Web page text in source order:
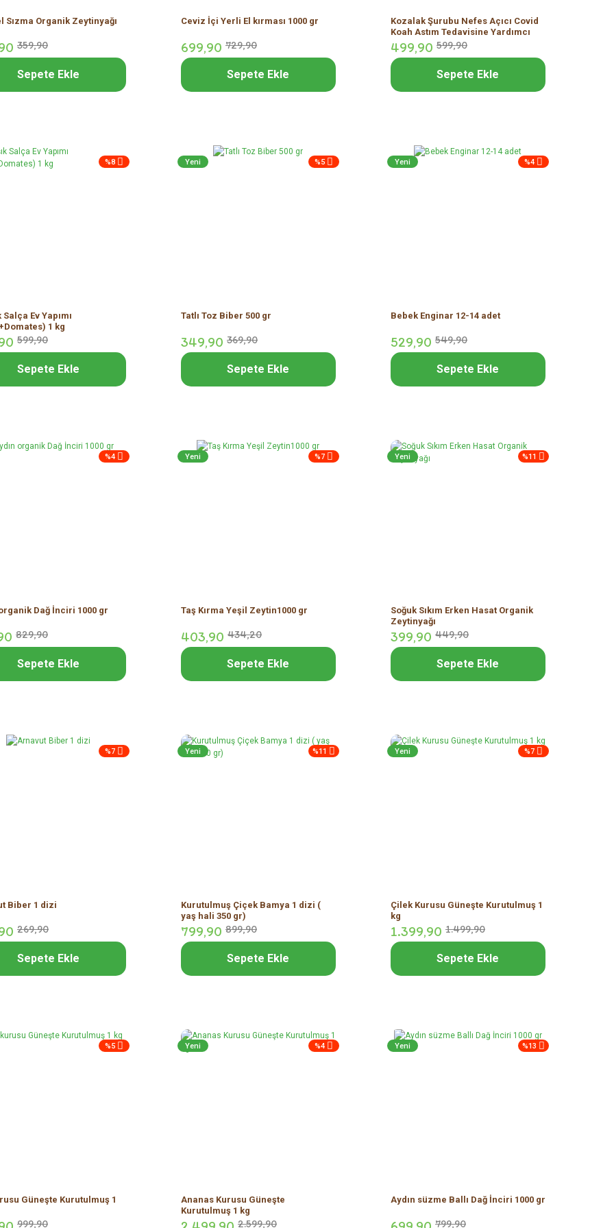
Sızma Organik Zeytinyağı
359,90
Sepete Ekle
Ceviz İçi Yerli El kırması 1000 gr
699,90 729,90
Sepete Ekle
Kozalak Şurubu Nefes Açıcı Covid
Koah Astım Tedavisine Yardımcı
Doğal Şurup 450 ml
499,90 599,90
Sepete Ekle
%8
Salça Ev Yapımı
1 kg
599,90
Sepete Ekle
%5
Yeni
Tatlı Toz Biber 500 gr
349,90 369,90
Sepete Ekle
%4
Yeni
Bebek Enginar 12-14 adet
529,90 549,90
Sepete Ekle
%4
Dağ İnciri 1000 gr
829,90
Sepete Ekle
%7
Yeni
Taş Kırma Yeşil Zeytin1000 gr
403,90 434,20
Sepete Ekle
%11
Yeni
Soğuk Sıkım Erken Hasat Organik
Zeytinyağı
399,90 449,90
Sepete Ekle
%7
Biber 1 dizi
269,90
Sepete Ekle
%11
Yeni
Kurutulmuş Çiçek Bamya 1 dizi (
yaş hali 350 gr)
799,90 899,90
Sepete Ekle
%7
Yeni
Çilek Kurusu Güneşte Kurutulmuş 1
kg
1.399,90 1.499,90
Sepete Ekle
%5
Güneşte Kurutulmuş 1
999,90
%4
Yeni
Ananas Kurusu Güneşte
Kurutulmuş 1 kg
2.599,90
%13
Yeni
Aydın süzme Ballı Dağ İnciri 1000 gr
799,90